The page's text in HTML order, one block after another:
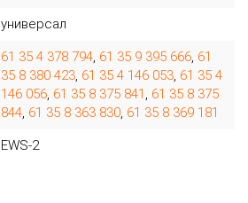
универсал
61 35 4 378 794 61 35 9 395 666 61
35 8 380 423 61 35 4 146 053 61 35 4
146 056 61 35 8 375 841
61 35 8 375
844 61 35 8 363 830 61 35 8 369 181
EWS-2